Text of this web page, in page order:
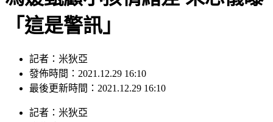
馮媛甄顧小孩情緒差 朱芯儀曝
「這是警訊」
記者：米狄亞
發佈時間：2021.12.29 16:10